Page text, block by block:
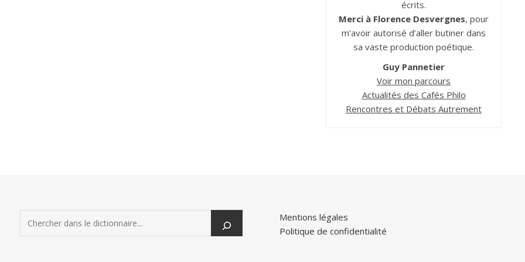
écrits.
Merci à Florence Desvergnes, pour
m’avoir autorisé d’aller butiner dans
sa vaste production poétique.
Guy Pannetier
Voir mon parcours
Actualités des Cafés Philo
Rencontres et Débats Autrement
Mentions légales
Politique de confidentialité